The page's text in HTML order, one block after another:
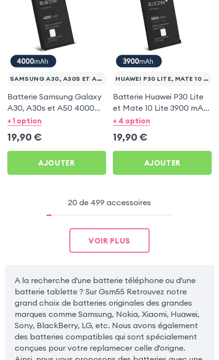
SAMSUNG A30, A30S ET A50
Batterie Samsung Galaxy
A30, A30s et A50 4000
mAh Li-Ion, 100%
+ 1 option
19,90 €
AJOUTER
HUAWEI P30 LITE, MATE 10 LITE
Batterie Huawei P30 Lite
et Mate 10 Lite 3900 mAh
Li-Ion, 100% Compatible
+ 4 option
19,90 €
AJOUTER
20 de 499 accessoires
VOIR PLUS
A la recherche d'une batterie téléphone ou d'une
batterie tablette ? Sur Gsm55 Retrouvez notre
grand choix de batteries originales des grandes
marques comme Samsung, Nokia, Xiaomi, Huawei,
Sony, BlackBerry, LG, etc. Nous avons également
des batteries compatibles qui sont spécialement
conçues pour votre replamecer celle d'origne.